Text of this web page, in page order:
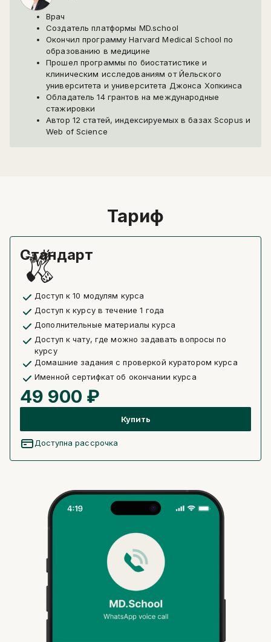
Врач
Создатель платформы MD.school
Окончил программу Harvard Medical School по
образованию в медицине
Прошел программы по биостатистике и
клиническим исследованиям от Йельского
университета и университета Джонса Хопкинса
Обладатель 14 грантов на международные
стажировки
Автор 12 статей, индексируемых в базах Scopus и
Web of Science
Тариф
Стандарт
Доступ к 10 модулям курса
Доступ к курсу в течение 1 года
Дополнительные материалы курса
Доступ к чату, где можно задавать вопросы по
курсу
Домашние задания с проверкой куратором курса
Именной сертифкат об окончании курса
49 900 ₽
Купить
Доступна рассрочка